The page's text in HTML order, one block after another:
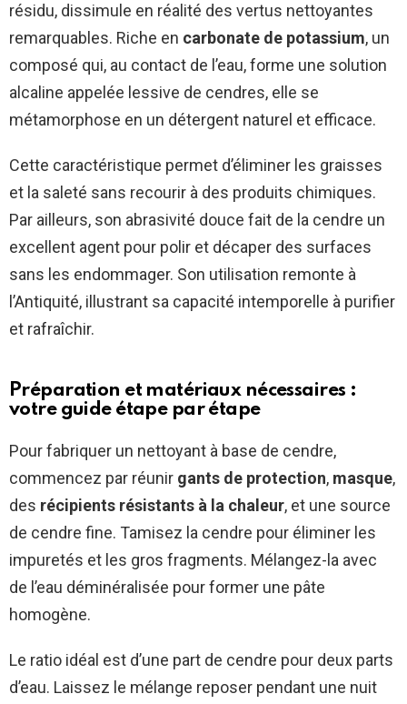
résidu, dissimule en réalité des vertus nettoyantes
remarquables. Riche en carbonate de potassium, un
composé qui, au contact de l’eau, forme une solution
alcaline appelée lessive de cendres, elle se
métamorphose en un détergent naturel et efficace.
Cette caractéristique permet d’éliminer les graisses
et la saleté sans recourir à des produits chimiques.
Par ailleurs, son abrasivité douce fait de la cendre un
excellent agent pour polir et décaper des surfaces
sans les endommager. Son utilisation remonte à
l’Antiquité, illustrant sa capacité intemporelle à purifier
et rafraîchir.
Préparation et matériaux nécessaires :
votre guide étape par étape
Pour fabriquer un nettoyant à base de cendre,
commencez par réunir gants de protection, masque,
des récipients résistants à la chaleur, et une source
de cendre fine. Tamisez la cendre pour éliminer les
impuretés et les gros fragments. Mélangez-la avec
de l’eau déminéralisée pour former une pâte
homogène.
Le ratio idéal est d’une part de cendre pour deux parts
d’eau. Laissez le mélange reposer pendant une nuit